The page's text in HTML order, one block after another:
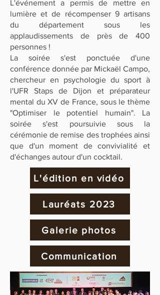
L'événement a permis de mettre en
lumière et de récompenser 9 artisans
du département sous les
applaudissements de près de 400
personnes !
La soirée s'est ponctuée d'une
conférence donnée par Mickaël Campo,
chercheur en psychologie du sport à
l'UFR Staps de Dijon et préparateur
mental du XV de France, sous le thème
"Optimiser le potentiel humain". La
soirée s'est poursuivie sous la
cérémonie de remise des trophées ainsi
que d'un moment de convivialité et
d'échanges autour d'un cocktail.
L'édition en vidéo
Lauréats 2023
Galerie photos
Communication